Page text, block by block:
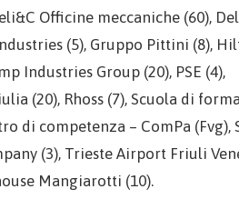
Officine meccaniche (60),
(5), Gruppo Pittini (8),
Industries Group (20), PSE (4),
(20), Rhoss (7), Scuola di
di competenza – ComPa (Fvg),
(3), Trieste Airport Friuli
Mangiarotti (10).